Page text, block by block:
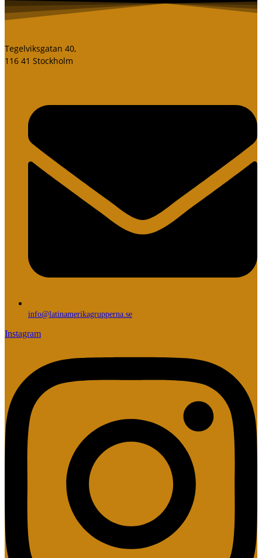
Tegelviksgatan 40,
116 41 Stockholm
info@latinamerikagrupperna.se
Instagram